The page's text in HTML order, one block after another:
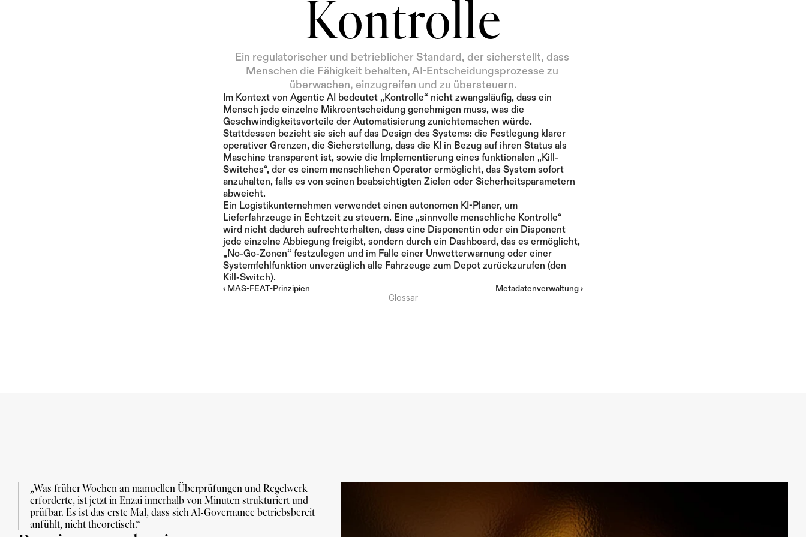
Kontrolle
Ein regulatorischer und betrieblicher Standard, der sicherstellt, dass
Menschen die Fähigkeit behalten, AI-Entscheidungsprozesse zu
überwachen, einzugreifen und zu übersteuern.
Im Kontext von Agentic AI bedeutet „Kontrolle“ nicht zwangsläufig, dass ein
Mensch jede einzelne Mikroentscheidung genehmigen muss, was die
Geschwindigkeitsvorteile der Automatisierung zunichtemachen würde.
Stattdessen bezieht sie sich auf das Design des Systems: die Festlegung klarer
operativer Grenzen, die Sicherstellung, dass die KI in Bezug auf ihren Status als
Maschine transparent ist, sowie die Implementierung eines funktionalen „Kill-
Switches“, der es einem menschlichen Operator ermöglicht, das System sofort
anzuhalten, falls es von seinen beabsichtigten Zielen oder Sicherheitsparametern
abweicht.
Ein Logistikunternehmen verwendet einen autonomen KI-Planer, um
Lieferfahrzeuge in Echtzeit zu steuern. Eine „sinnvolle menschliche Kontrolle“
wird nicht dadurch aufrechterhalten, dass eine Disponentin oder ein Disponent
jede einzelne Abbiegung freigibt, sondern durch ein Dashboard, das es ermöglicht,
„No-Go-Zonen“ festzulegen und im Falle einer Unwetterwarnung oder einer
Systemfehlfunktion unverzüglich alle Fahrzeuge zum Depot zurückzurufen (den
Kill-Switch).
‹ MAS-FEAT-Prinzipien Metadatenverwaltung ›
Glossar
„Was früher Wochen an manuellen Überprüfungen und Regelwerk
erforderte, ist jetzt in Enzai innerhalb von Minuten strukturiert und
prüfbar. Es ist das erste Mal, dass sich AI-Governance betriebsbereit
anfühlt, nicht theoretisch.“